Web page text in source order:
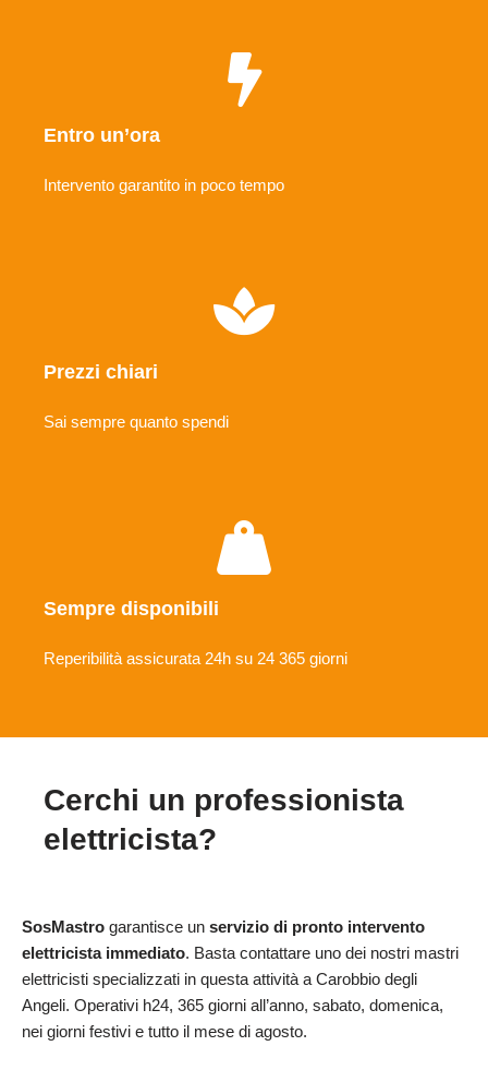
Entro un’ora
Intervento garantito in poco tempo
Prezzi chiari
Sai sempre quanto spendi
Sempre disponibili
Reperibilità assicurata 24h su 24 365 giorni
Cerchi un professionista
elettricista?
SosMastro garantisce un servizio di pronto intervento
elettricista immediato. Basta contattare uno dei nostri mastri
elettricisti specializzati in questa attività a Carobbio degli
Angeli. Operativi h24, 365 giorni all’anno, sabato, domenica,
nei giorni festivi e tutto il mese di agosto.